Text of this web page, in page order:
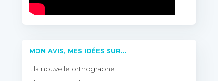
MON AVIS, MES IDÉES SUR…
…la nouvelle orthographe